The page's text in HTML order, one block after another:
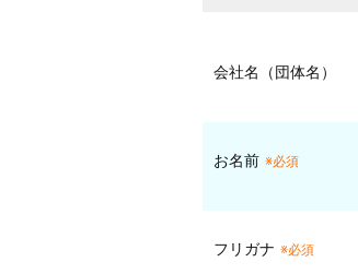
会社名（団体名）
お名前 ※必須
フリガナ ※必須